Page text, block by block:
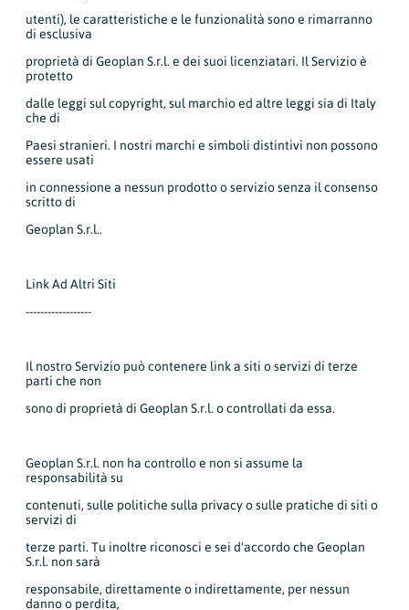
utenti), le caratteristiche e le funzionalità sono e rimarranno
di esclusiva
proprietà di Geoplan S.r.l. e dei suoi licenziatari. Il Servizio è
protetto
dalle leggi sul copyright, sul marchio ed altre leggi sia di Italy
che di
Paesi stranieri. I nostri marchi e simboli distintivi non possono
essere usati
in connessione a nessun prodotto o servizio senza il consenso
scritto di
Geoplan S.r.l..
Link Ad Altri Siti
------------------
Il nostro Servizio può contenere link a siti o servizi di terze
parti che non
sono di proprietà di Geoplan S.r.l. o controllati da essa.
Geoplan S.r.l. non ha controllo e non si assume la
responsabilità su
contenuti, sulle politiche sulla privacy o sulle pratiche di siti o
servizi di
terze parti. Tu inoltre riconosci e sei d'accordo che Geoplan
S.r.l. non sarà
responsabile, direttamente o indirettamente, per nessun
danno o perdita,